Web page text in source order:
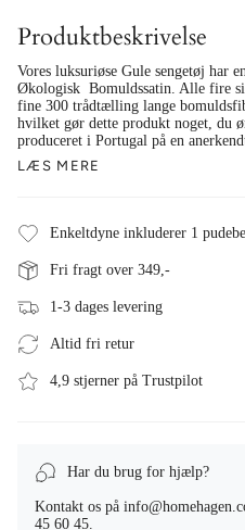
Produktbeskrivelse
Vores luksuriøse Gule sengetøj har
Økologisk Bomuldssatin. Alle fire
fine 300 trådtælling lange
hvilket gør dette produkt noget, du
produceret i Portugal på en
LÆS MERE
Enkeltdyne inkluderer 1
Fri fragt over 349,-
1-3 dages levering
Altid fri retur
4,9 stjerner på Trustpilot
Har du brug for hjælp?
Kontakt os på
45 60 45.